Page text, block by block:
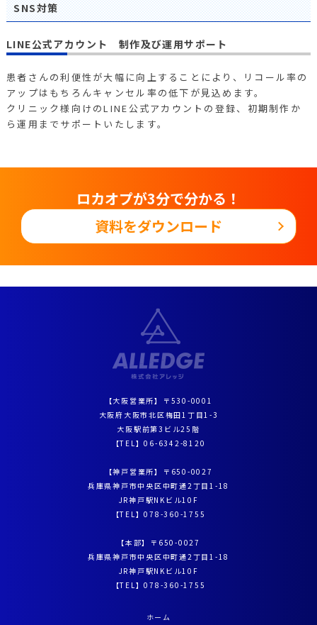
SNS対策
LINE公式アカウント 制作及び運用サポート
患者さんの利便性が大幅に向上することにより、リコール率の
アップはもちろんキャンセル率の低下が見込めます。
クリニック様向けのLINE公式アカウントの登録、初期制作か
ら運用までサポートいたします。
ロカオプが3分で分かる！
資料をダウンロード
【大阪営業所】〒530-0001
大阪府大阪市北区梅田1丁目1-3
大阪駅前第3ビル25階
【TEL】06-6342-8120
【神戸営業所】〒650-0027
兵庫県神戸市中央区中町通2丁目1-18
JR神戸駅NKビル10F
【TEL】078-360-1755
【本部】〒650-0027
兵庫県神戸市中央区中町通2丁目1-18
JR神戸駅NKビル10F
【TEL】078-360-1755
ホーム